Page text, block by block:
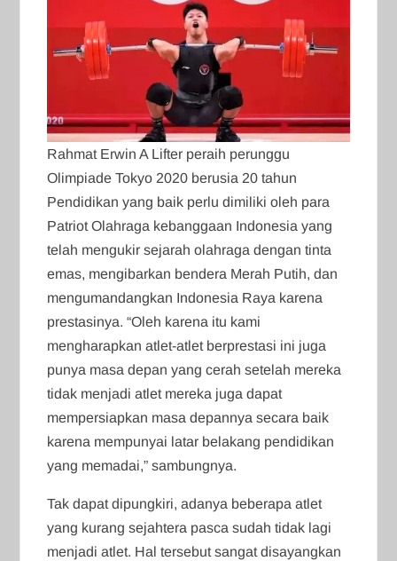
Rahmat Erwin A Lifter peraih perunggu
Olimpiade Tokyo 2020 berusia 20 tahun
Pendidikan yang baik perlu dimiliki oleh para
Patriot Olahraga kebanggaan Indonesia yang
telah mengukir sejarah olahraga dengan tinta
emas, mengibarkan bendera Merah Putih, dan
mengumandangkan Indonesia Raya karena
prestasinya. “Oleh karena itu kami
mengharapkan atlet-atlet berprestasi ini juga
punya masa depan yang cerah setelah mereka
tidak menjadi atlet mereka juga dapat
mempersiapkan masa depannya secara baik
karena mempunyai latar belakang pendidikan
yang memadai,” sambungnya.
Tak dapat dipungkiri, adanya beberapa atlet
yang kurang sejahtera pasca sudah tidak lagi
menjadi atlet. Hal tersebut sangat disayangkan